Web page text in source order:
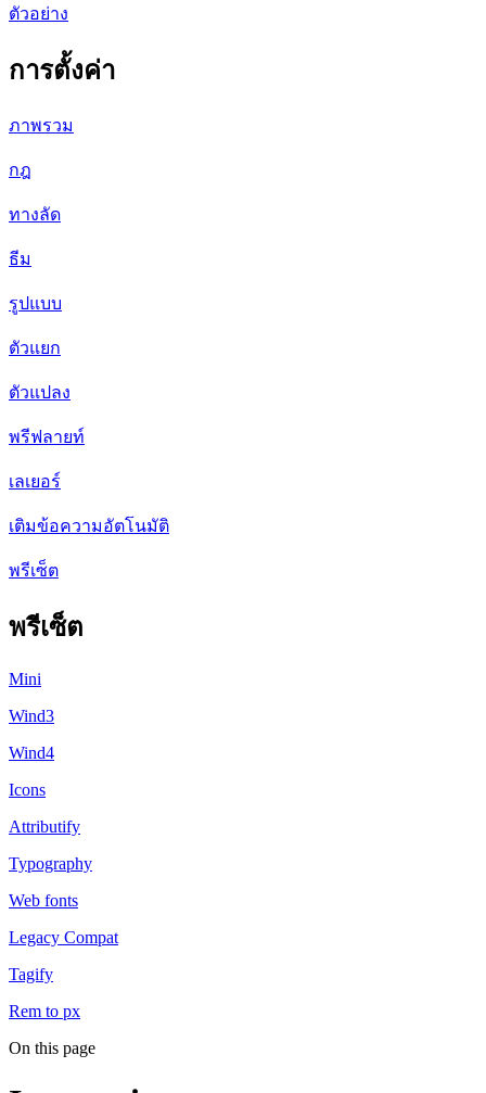
ตัวอย่าง
การตั้งค่า
ภาพรวม
กฎ
ทางลัด
ธีม
รูปแบบ
ตัวแยก
ตัวแปลง
พรีฟลายท์
เลเยอร์
เติมข้อความอัตโนมัติ
พรีเซ็ต
พรีเซ็ต
Mini
Wind3
Wind4
Icons
Attributify
Typography
Web fonts
Legacy Compat
Tagify
Rem to px
On this page